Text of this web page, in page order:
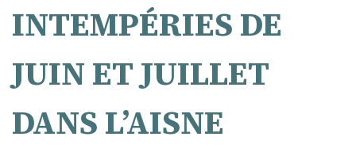
INTEMPÉRIES DE
JUIN ET JUILLET
DANS L’AISNE